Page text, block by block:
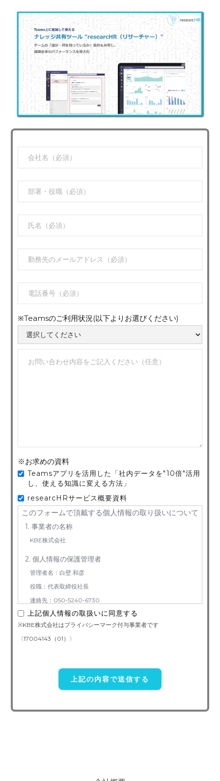
※Teamsのご利用状況(以下よりお選びください)
※お求めの資料
Teamsアプリを活用した「社内データを"10倍"活用
し、使える知識に変える方法」
researcHRサービス概要資料
このフォームで頂戴する個人情報の取り扱いについて
1. 事業者の名称
KBE株式会社
2. 個人情報の保護管理者
管理者名：白壁 和彦
役職：代表取締役社長
連絡先：050-5240-6730
3. お預かりする個人情報の利用目的
に委託することがあります。この場合、個人情報 保護水準の高い委
託先を選定し、個人 情報の適正管理・機密保持についての契約を交
上記個人情報の取扱いに同意する
※KBE株式会社はプライバシーマーク付与事業者です
〈17004143（01）〉